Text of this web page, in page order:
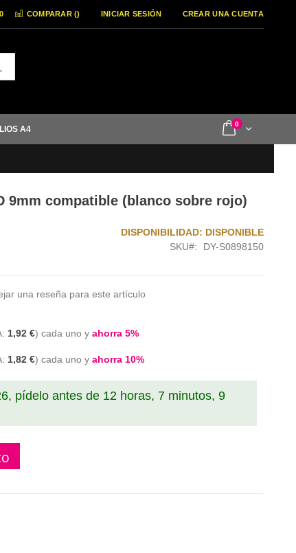
COMPARAR () INICIAR SESIÓN CREAR UNA CUENTA
Cart
0items
A4
9mm compatible (blanco sobre rojo)
DISPONIBILIDAD: DISPONIBLE
SKU
DY-S0898150
una reseña para este artículo
1,92 € cada uno y ahorra 5%
1,82 € cada uno y ahorra 10%
pídelo antes de 12 horas, 7 minutos, 8